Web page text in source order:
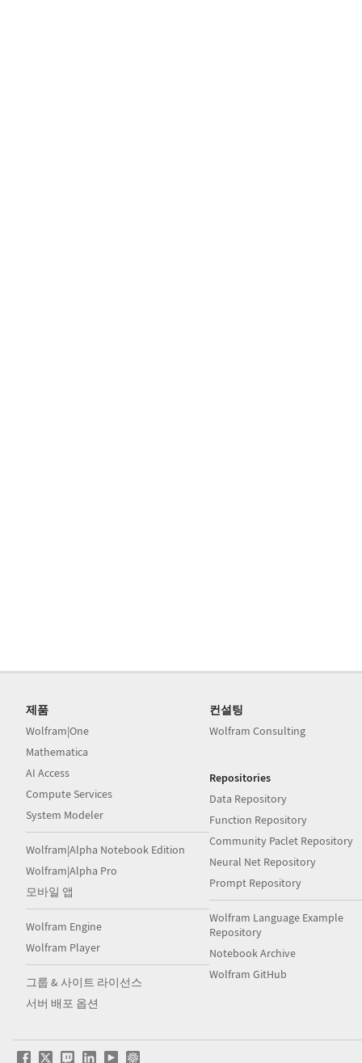
제품
Wolfram|One
Mathematica
AI Access
Compute Services
System Modeler
Wolfram|Alpha Notebook Edition
Wolfram|Alpha Pro
모바일 앱
Wolfram Engine
Wolfram Player
그룹 & 사이트 라이선스
서버 배포 옵션
컨설팅
Wolfram Consulting
Repositories
Data Repository
Function Repository
Community Paclet Repository
Neural Net Repository
Prompt Repository
Wolfram Language Example
Repository
Notebook Archive
Wolfram GitHub